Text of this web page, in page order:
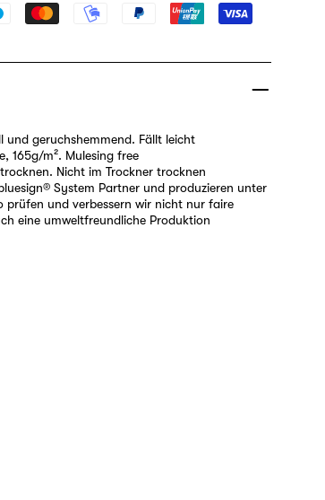
und geruchshemmend. Fällt leicht
165g/m². Mulesing free
Nicht im Trockner trocknen
System Partner und produzieren unter
prüfen und verbessern wir nicht nur faire
eine umweltfreundliche Produktion